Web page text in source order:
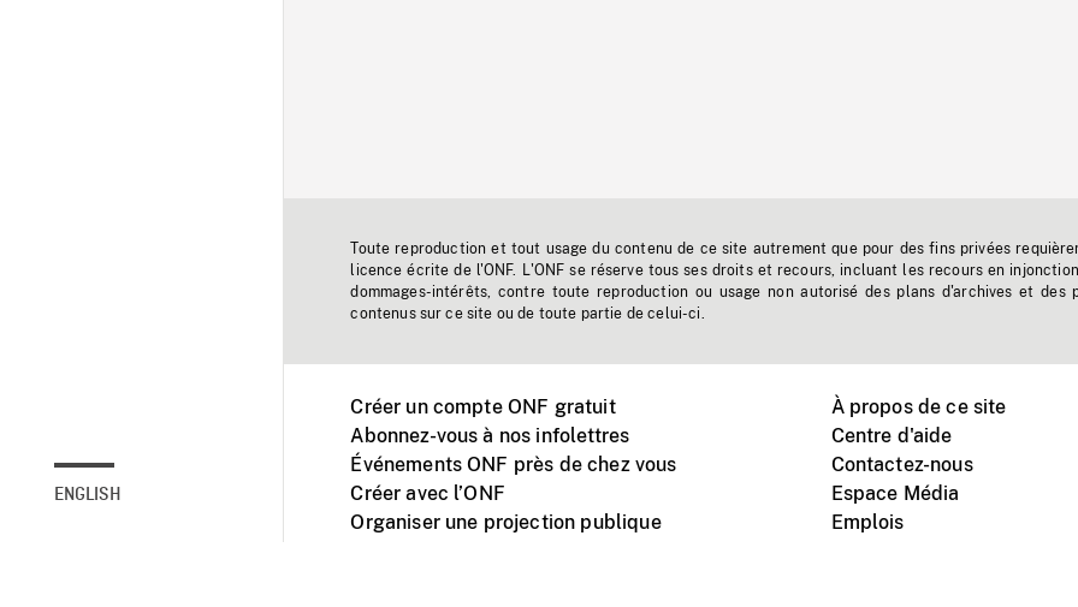
ENGLISH
Toute reproduction et tout usage du contenu de ce site autrement que pour des fins privées
licence écrite de l'ONF. L'ONF se réserve tous ses droits et recours, incluant les recours en
dommages-intérêts, contre toute reproduction ou usage non autorisé des plans d'archives et des
contenus sur ce site ou de toute partie de celui-ci.
Créer un compte ONF gratuit
Abonnez-vous à nos infolettres
Événements ONF près de chez vous
Créer avec l’ONF
Organiser une projection publique
À propos de ce site
Centre d'aide
Contactez-nous
Espace Média
Emplois